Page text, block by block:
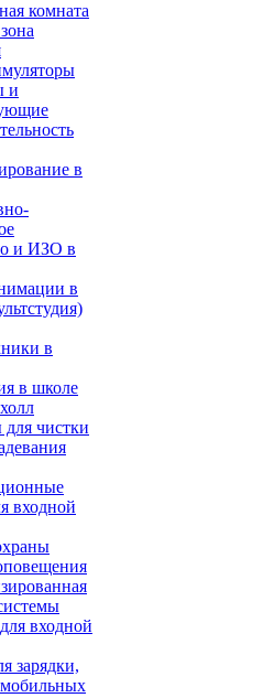
комната
и
в
и ИЗО в
в
в
в школе
чистки
входной
входной
зарядки,